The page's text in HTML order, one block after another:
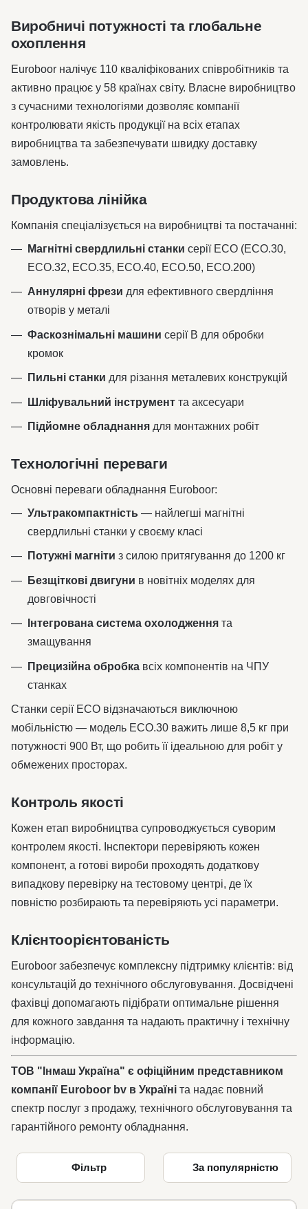
Виробничі потужності та глобальне
охоплення
Euroboor налічує 110 кваліфікованих співробітників та
активно працює у 58 країнах світу. Власне виробництво
з сучасними технологіями дозволяє компанії
контролювати якість продукції на всіх етапах
виробництва та забезпечувати швидку доставку
замовлень.
Продуктова лінійка
Компанія спеціалізується на виробництві та постачанні:
Магнітні свердлильні станки серії ECO (ECO.30,
ECO.32, ECO.35, ECO.40, ECO.50, ECO.200)
Аннулярні фрези для ефективного свердління
отворів у металі
Фаскознімальні машини серії B для обробки
кромок
Пильні станки для різання металевих конструкцій
Шліфувальний інструмент та аксесуари
Підйомне обладнання для монтажних робіт
Технологічні переваги
Основні переваги обладнання Euroboor:
Ультракомпактність — найлегші магнітні
свердлильні станки у своєму класі
Потужні магніти з силою притягування до 1200 кг
Безщіткові двигуни в новітніх моделях для
довговічності
Інтегрована система охолодження та
змащування
Прецизійна обробка всіх компонентів на ЧПУ
станках
Станки серії ECO відзначаються виключною
мобільністю — модель ECO.30 важить лише 8,5 кг при
потужності 900 Вт, що робить її ідеальною для робіт у
обмежених просторах.
Контроль якості
Кожен етап виробництва супроводжується суворим
контролем якості. Інспектори перевіряють кожен
компонент, а готові вироби проходять додаткову
випадкову перевірку на тестовому центрі, де їх
повністю розбирають та перевіряють усі параметри.
Клієнтоорієнтованість
Euroboor забезпечує комплексну підтримку клієнтів: від
консультацій до технічного обслуговування. Досвідчені
фахівці допомагають підібрати оптимальне рішення
для кожного завдання та надають практичну і технічну
інформацію.
ТОВ "Інмаш Україна" є офіційним представником
компанії Euroboor bv в Україні та надає повний
спектр послуг з продажу, технічного обслуговування та
гарантійного ремонту обладнання.
Фільтр За популярністю